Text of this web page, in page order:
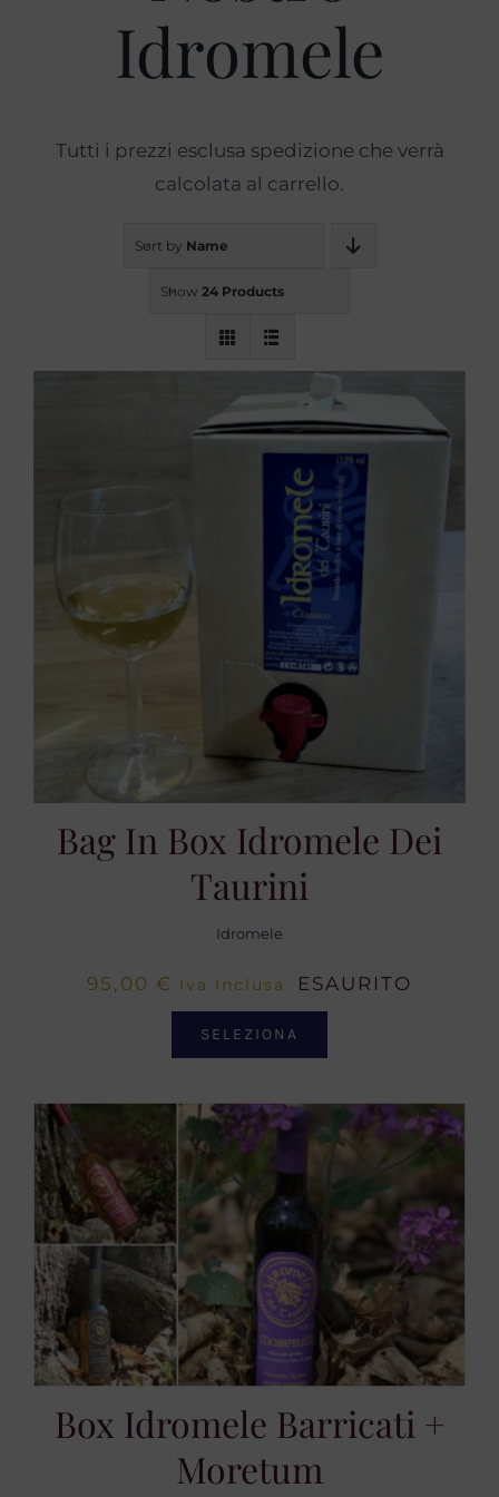
Idromele
Tutti i prezzi esclusa spedizione che verrà
calcolata al carrello.
Sort by Name
Show 24 Products
Bag In Box Idromele Dei
Taurini
Idromele
95,00 € Iva Inclusa ESAURITO
SELEZIONA
Box Idromele Barricati +
Moretum